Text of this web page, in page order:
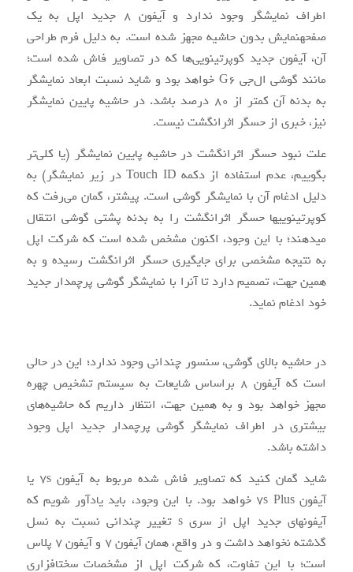
اطراف نمایشگر وجود ندارد و آیفون ۸ جدید اپل به یک
صفحه‎نمایش بدون حاشیه مجهز شده است. به دلیل فرم طراحی
آن، آیفون جدید کوپرتینویی‌ها که در تصاویر فاش شده است؛
مانند گوشی ال‌جی G6 خواهد بود و شاید نسبت ابعاد نمایشگر
به بدنه آن کم‏تر از ۸۰ درصد باشد. در حاشیه پایین نمایشگر
نیز، خبری از حسگر اثرانگشت نیست.
علت نبود حسگر اثرانگشت در حاشیه پایین نمایشگر (یا کلی‌تر
بگوییم، عدم استفاده از دکمه Touch ID در زیر نمایشگر) به
دلیل ادغام آن با نمایشگر گوشی است. پیش‎تر، گمان می‌رفت که
کوپرتینویی‎ها حسگر اثرانگشت را به بدنه پشتی گوشی انتقال
می‎دهند؛ با این وجود، اکنون مشخص شده است که شرکت اپل
به نتیجه مشخصی برای جای‎گیری حسگر اثرانگشت رسیده و به
همین جهت، تصمیم دارد تا آن‎را با نمایشگر گوشی پرچم‎دار جدید
خود ادغام نماید.
در حاشیه بالای گوشی، سنسور چندانی وجود ندارد؛ این در حالی
است که آیفون ۸ براساس شایعات به سیستم تشخیص چهره
مجهز خواهد بود و به همین جهت، انتظار داریم که حاشیه‌های
بیشتری در اطراف نمایشگر گوشی پرچم‎دار جدید اپل وجود
داشته باشد.
شاید گمان کنید که تصاویر فاش شده مربوط به آیفون ۷s یا
آیفون ۷s Plus خواهد بود. با این وجود، باید یادآور شویم که
آیفون‎های جدید اپل از سری s تغییر چندانی نسبت به نسل
گذشته نخواهد داشت و در واقع، همان آیفون ۷ و آیفون ۷ پلاس
است؛ با این تفاوت، که شرکت اپل از مشخصات سخت‎افزاری